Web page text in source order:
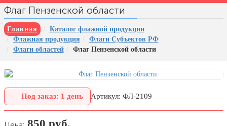
августа)
12 августа, День ВВС
22 августа, День Государственного
флага РФ
День шахтера (последнее
воскресенье августа)
1 сентября, День знаний
3 сентября, День солидарности в
борьбе с терроризмом
Флаг Пензенской области
Главная
Каталог флажной продукции
Флажная продукция
Флаги Субъектов РФ
Флаги областей
Флаг Пензенской области
Под заказ: 1 день Артикул: ФЛ-2109